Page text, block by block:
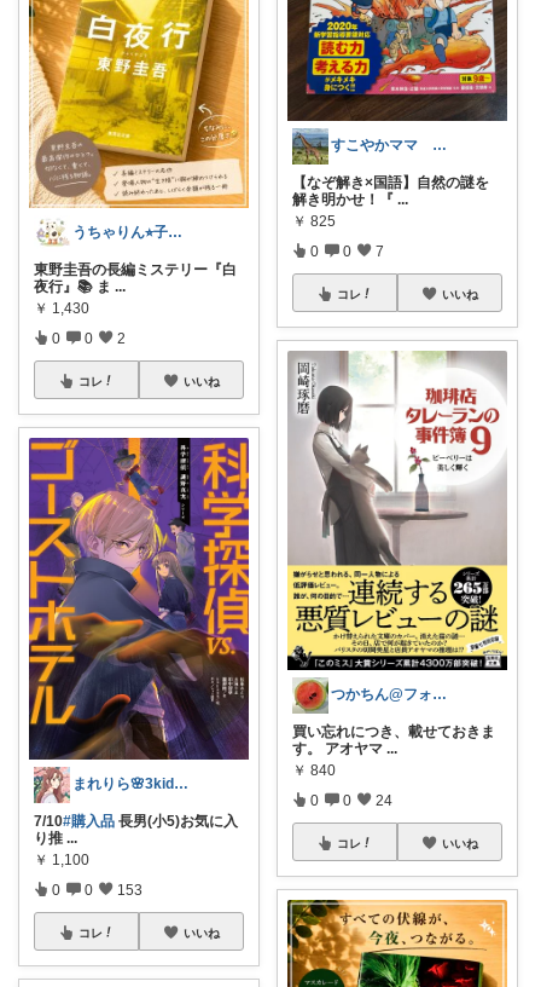
うちゃりん⭐︎子育て・読書・おすすめ
東野圭吾の長編ミステリー『白
夜行』📚 ま ...
￥ 1,430
0 0 2
コレ いいね
まれりら🌸3kidsママ♡
7/10#購入品 長男(小5)お気に入
り推 ...
￥ 1,100
0 0 153
コレ いいね
すこやかママ 知育とアウトドアが大好き
【なぞ解き×国語】自然の謎を
解き明かせ！『 ...
￥ 825
0 0 7
コレ いいね
つかちん@フォロワーさんから買物します♪
買い忘れにつき、載せておきま
す。 アオヤマ ...
￥ 840
0 0 24
コレ いいね